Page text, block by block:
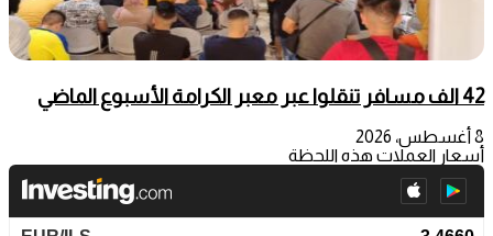
42 الف مسافر تنقلوا عبر معبر الكرامة الأسبوع الماضي
8 أغسطس، 2026
أسعار العملات هذه اللحظة